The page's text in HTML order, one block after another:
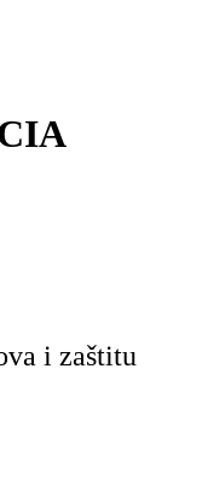
i zaštitu